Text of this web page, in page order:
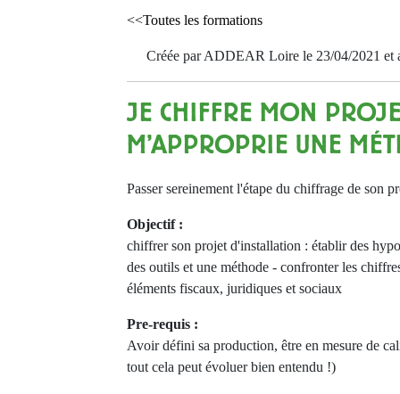
<<Toutes les formations
Créée par ADDEAR Loire le 23/04/2021 et
JE CHIFFRE MON
M'APPROPRIE UNE
Passer sereinement l'étape du chiffrage de son
Objectif :
chiffrer son projet d'installation : établir des
des outils et une méthode - confronter les
éléments fiscaux, juridiques et sociaux
Pre-requis :
Avoir défini sa production, être en mesure de
tout cela peut évoluer bien entendu !)